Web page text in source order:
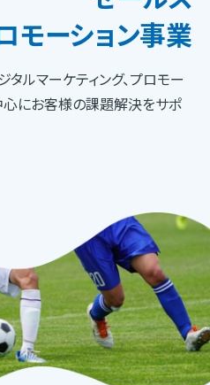
モーション事業
タルマーケティング、プロモー
心にお客様の課題解決をサポ